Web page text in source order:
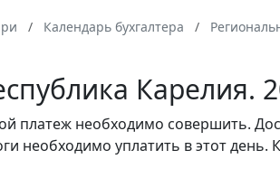
Календарь бухгалтера
Карелия.
платеж необходимо совершить.
необходимо уплатить в этот